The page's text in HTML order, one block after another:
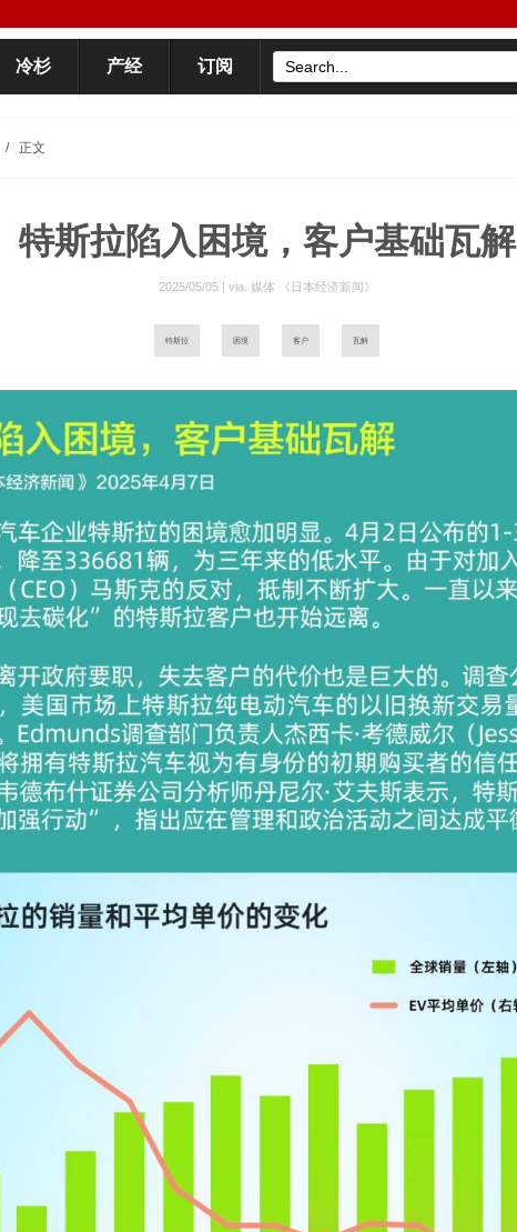
冷杉 产经 订阅
/ 正文
特斯拉陷入困境，客户基础瓦解
2025/05/05 | via. 媒体 《日本经济新闻》
特斯拉 困境 客户 瓦解